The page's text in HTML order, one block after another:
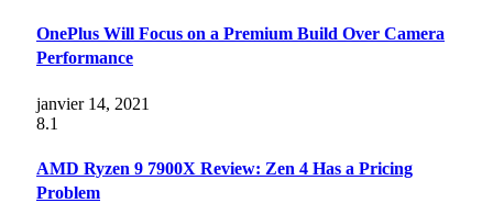
OnePlus Will Focus on a Premium Build Over Camera
Performance
janvier 14, 2021
8.1
AMD Ryzen 9 7900X Review: Zen 4 Has a Pricing
Problem